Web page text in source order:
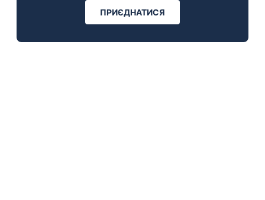
ПРИЄДНАТИСЯ